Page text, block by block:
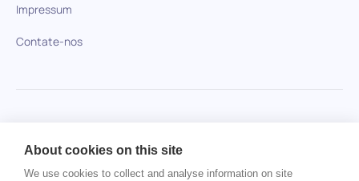
Impressum
Contate-nos
Nenhum item encontrado.
About cookies on this site
We use cookies to collect and analyse information on site